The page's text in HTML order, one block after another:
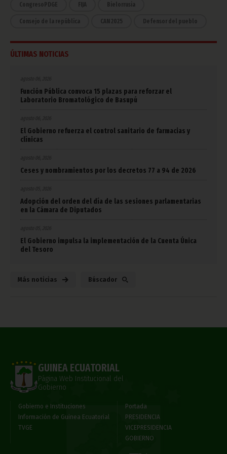
CongresoPDGE FIJA Bielorrusia
Consejo de la república CAN 2025 Defensor del pueblo
ÚLTIMAS NOTICIAS
agosto 06, 2026
Función Pública convoca 15 plazas para reforzar el
Laboratorio Bromatológico de Basupú
agosto 06, 2026
El Gobierno refuerza el control sanitario de farmacias y
clínicas
agosto 06, 2026
Ceses y nombramientos por los decretos 77 a 94 de 2026
agosto 05, 2026
Adopción del orden del día de las sesiones parlamentarias
en la Cámara de Diputados
agosto 05, 2026
El Gobierno impulsa la implementación de la Cuenta Única
del Tesoro
Más noticias Búscador
GUINEA ECUATORIAL
Página Web Institucional del
Gobierno
Gobierno e Instituciones
Información de Guinea Ecuatorial
TVGE
Portada
PRESIDENCIA
VICEPRESIDENCIA
GOBIERNO